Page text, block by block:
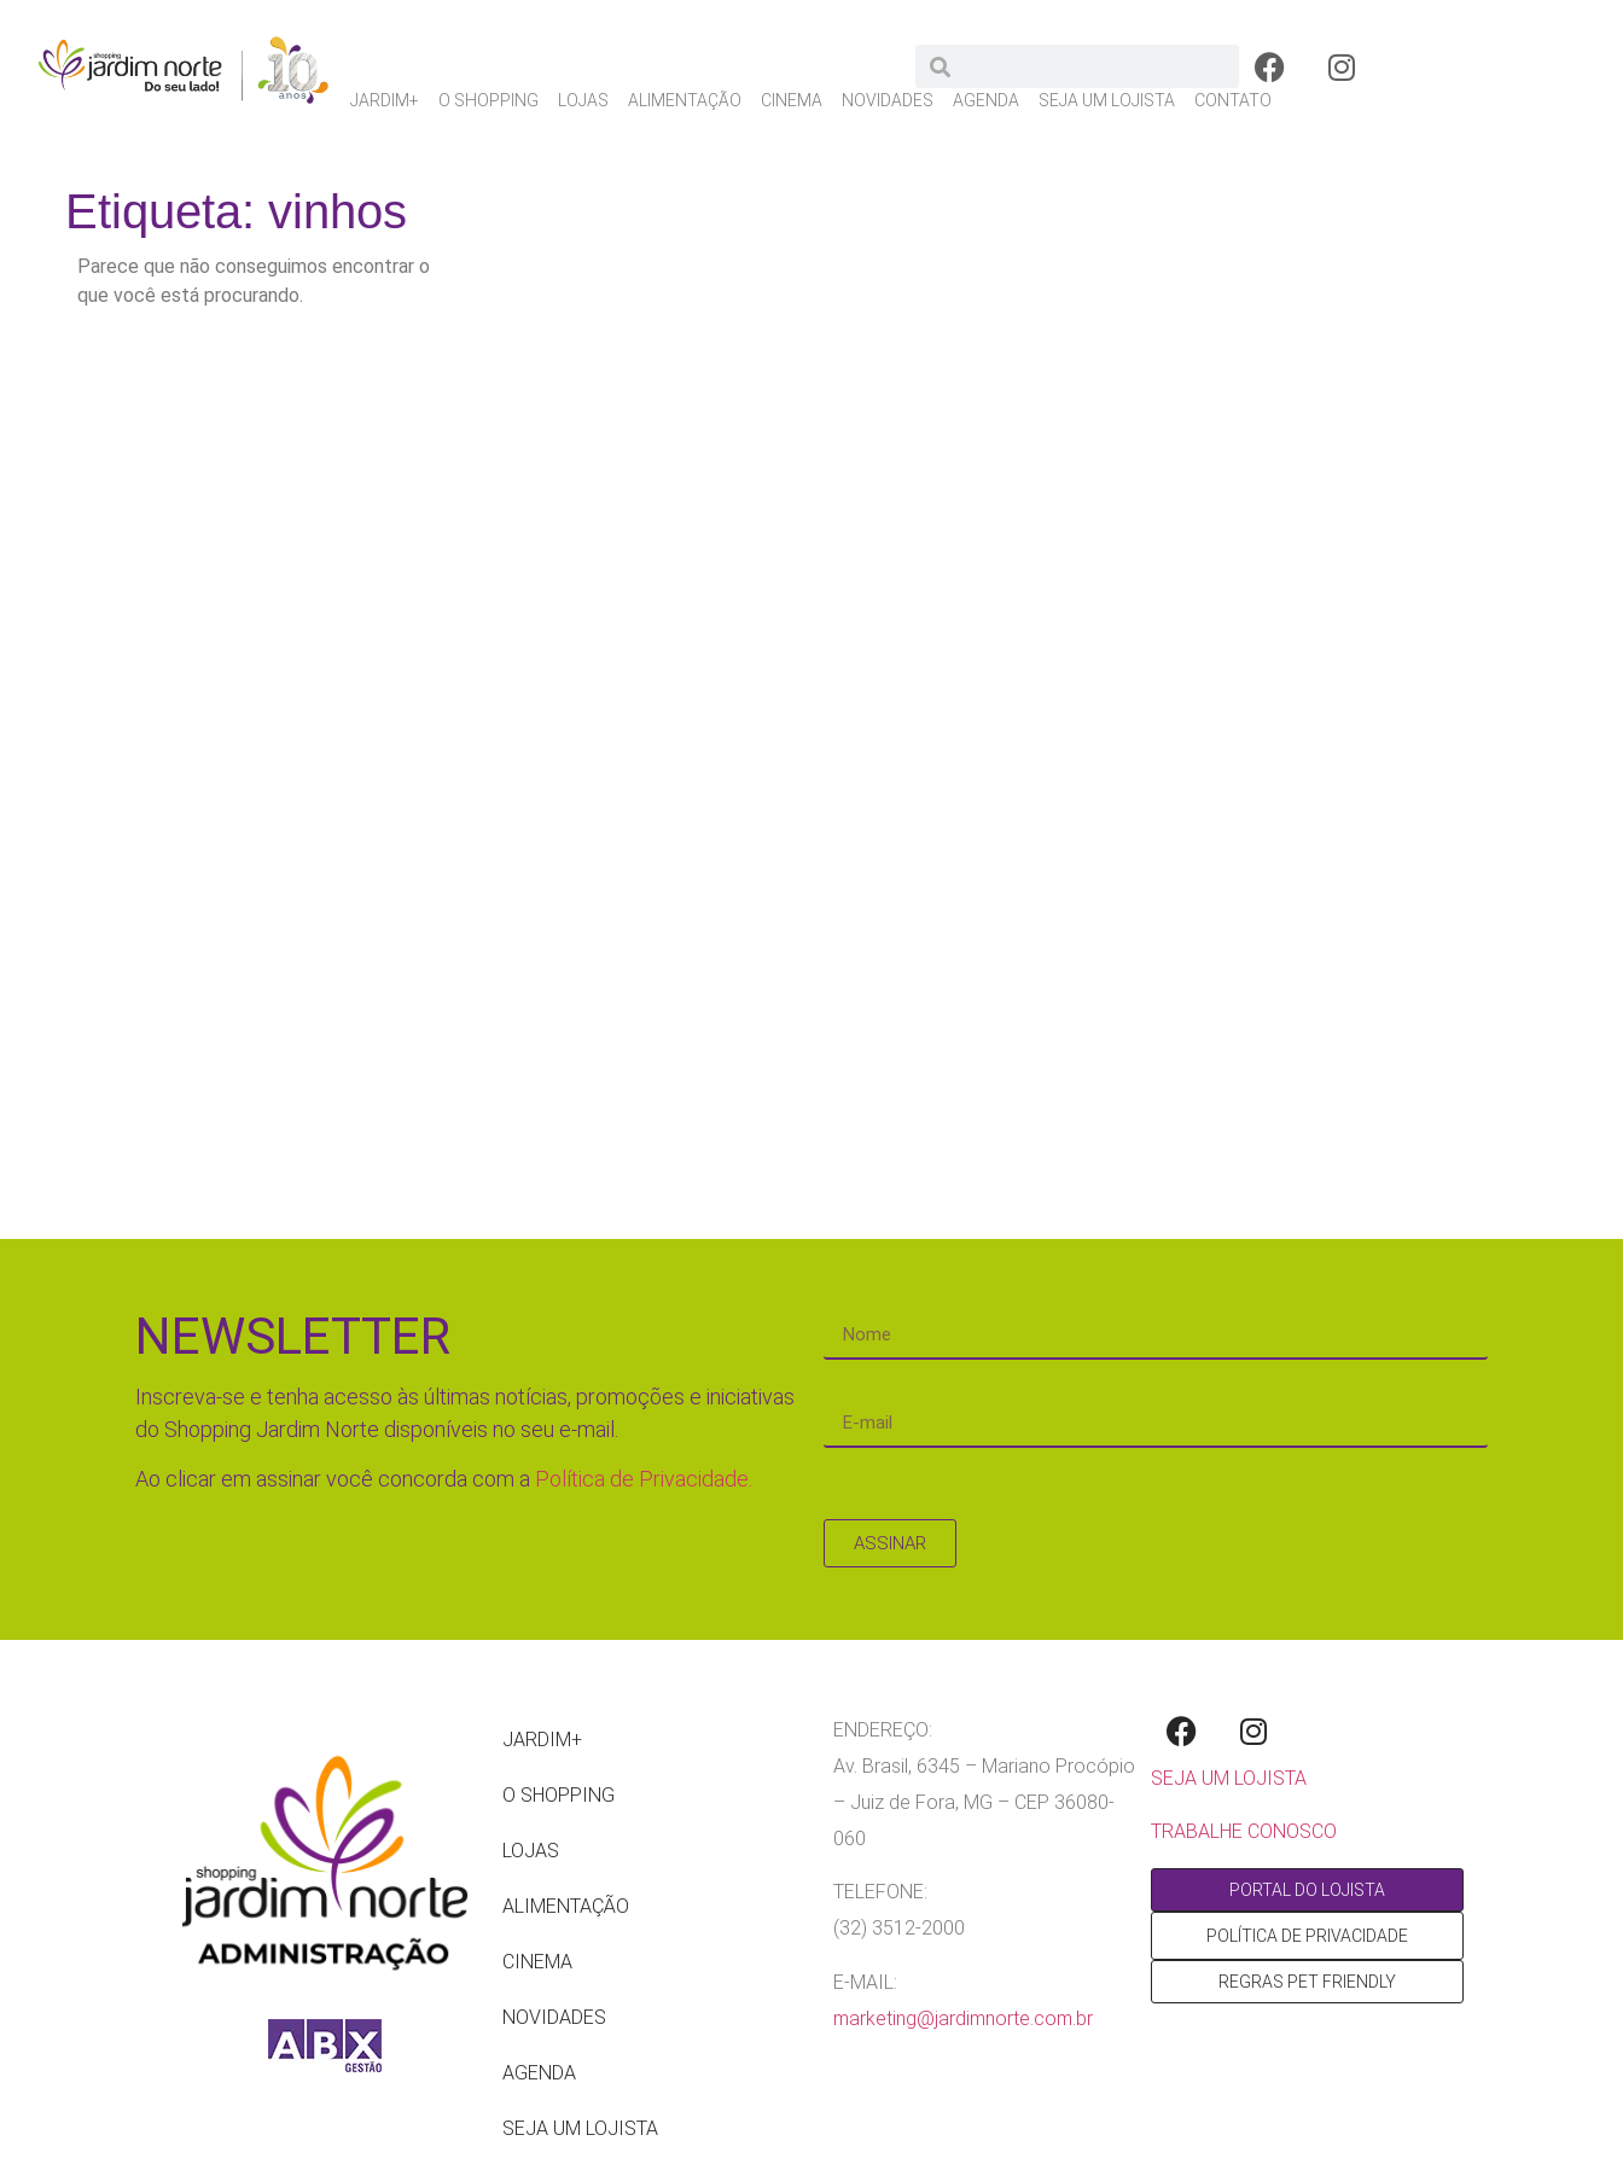
JARDIM+ O SHOPPING LOJAS ALIMENTAÇÃO CINEMA NOVIDADES AGENDA SEJA UM LOJISTA CONTATO
Etiqueta: vinhos
Parece que não conseguimos encontrar o
que você está procurando.
NEWSLETTER
Inscreva-se e tenha acesso às últimas notícias, promoções e iniciativas
do Shopping Jardim Norte disponíveis no seu e-mail.
Ao clicar em assinar você concorda com a Política de Privacidade.
ASSINAR
JARDIM+
O SHOPPING
LOJAS
ALIMENTAÇÃO
CINEMA
NOVIDADES
AGENDA
SEJA UM LOJISTA
ENDEREÇO:
Av. Brasil, 6345 – Mariano Procópio
– Juiz de Fora, MG – CEP 36080-
060
TELEFONE:
(32) 3512-2000
E-MAIL:
marketing@jardimnorte.com.br
SEJA UM LOJISTA
TRABALHE CONOSCO
PORTAL DO LOJISTA
POLÍTICA DE PRIVACIDADE
REGRAS PET FRIENDLY